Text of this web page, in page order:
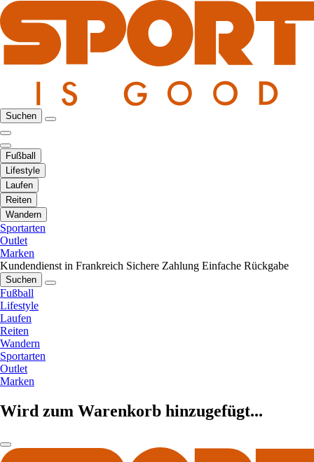
Suchen
Fußball
Lifestyle
Laufen
Reiten
Wandern
Sportarten
Outlet
Marken
Kundendienst in Frankreich Sichere Zahlung Einfache Rückgabe
Suchen
Fußball
Lifestyle
Laufen
Reiten
Wandern
Sportarten
Outlet
Marken
Wird zum Warenkorb hinzugefügt...